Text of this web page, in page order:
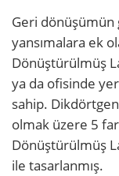
Geri dönüşümün
yansımalara ek
Dönüştürülmüş
ya da ofisinde
sahip.
olmak üzere 5
Dönüştürülmüş
ile tasarlanmış.